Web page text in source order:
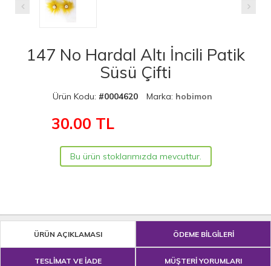
147 No Hardal Altı İncili Patik
Süsü Çifti
Ürün Kodu: #0004620 Marka: hobimon
30.00 TL
Bu ürün stoklarımızda mevcuttur.
ÜRÜN AÇIKLAMASI ÖDEME BİLGİLERİ
TESLİMAT VE İADE MÜŞTERİ YORUMLARI